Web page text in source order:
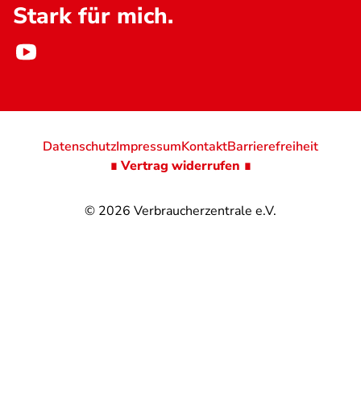
Stark für mich.
© 2026 Verbraucherzentrale e.V.
DatenschutzImpressumKontaktBarrierefreiheit
∎ Vertrag widerrufen ∎